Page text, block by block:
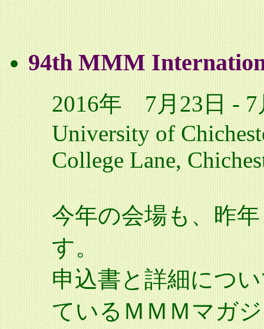
94th MMM
2016年 7月23日 - 7
University of
College Lane,
今年の会場も、昨
す。
申込書と詳細につ
ているＭＭＭマガ